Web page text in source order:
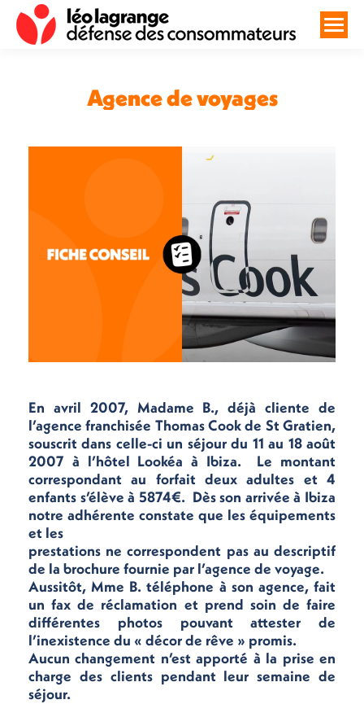
Agence de voyages
En avril 2007, Madame B., déjà cliente de
l’agence franchisée Thomas Cook de St Gratien,
souscrit dans celle-ci un séjour du 11 au 18 août
2007 à l’hôtel Lookéa à Ibiza. Le montant
correspondant au forfait deux adultes et 4
enfants s’élève à 5874€. Dès son arrivée à Ibiza
notre adhérente constate que les équipements
et les
prestations ne correspondent pas au descriptif
de la brochure fournie par l’agence de voyage.
Aussitôt, Mme B. téléphone à son agence, fait
un fax de réclamation et prend soin de faire
différentes photos pouvant attester de
l’inexistence du « décor de rêve » promis.
Aucun changement n’est apporté à la prise en
charge des clients pendant leur semaine de
séjour.